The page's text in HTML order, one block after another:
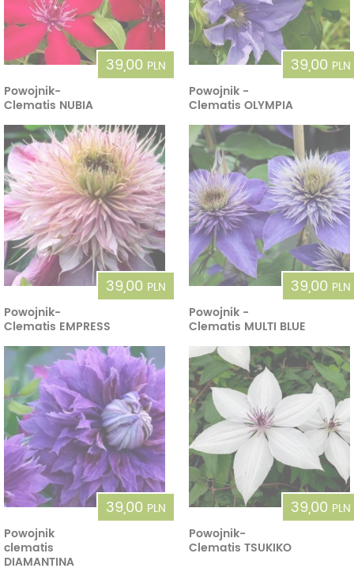
39,00 PLN
Powojnik-
Clematis NUBIA
39,00 PLN
Powojnik -
Clematis OLYMPIA
39,00 PLN
Powojnik-
Clematis EMPRESS
39,00 PLN
Powojnik -
Clematis MULTI BLUE
39,00 PLN
Powojnik
clematis
DIAMANTINA
39,00 PLN
Powojnik-
Clematis TSUKIKO